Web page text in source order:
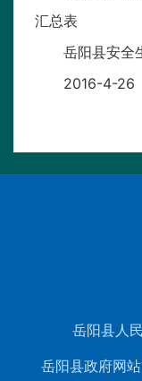
汇总表
岳阳县安全
2016-4-26
岳阳县人
岳阳县政府网